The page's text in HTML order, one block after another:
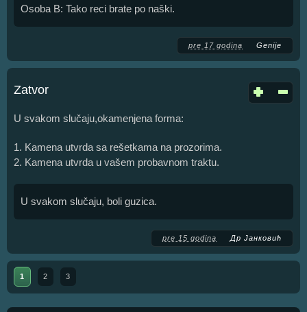
Osoba B: Tako reci brate po naški.
pre 17 godina Genije
Zatvor
U svakom slučaju,okamenjena forma:
1. Kamena utvrda sa rešetkama na prozorima.
2. Kamena utvrda u vašem probavnom traktu.
U svakom slučaju, boli guzica.
pre 15 godina Др Јанковић
1 2 3